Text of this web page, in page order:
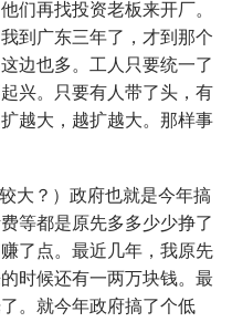
们再找投资老板来开厂。
到广东三年了，才到那个
边也多。工人只要统一了
兴。只要有人带了头，有
越大，越扩越大。那样事
大？）政府也就是今年搞
等都是原先多多少少挣了
了点。最近几年，我原先
时候还有一两万块钱。最
。就今年政府搞了个低